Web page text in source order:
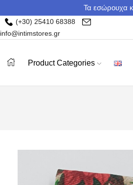
Τα εσώρουχα
(+30) 25410 68388
info@intimstores.gr
Product Categories